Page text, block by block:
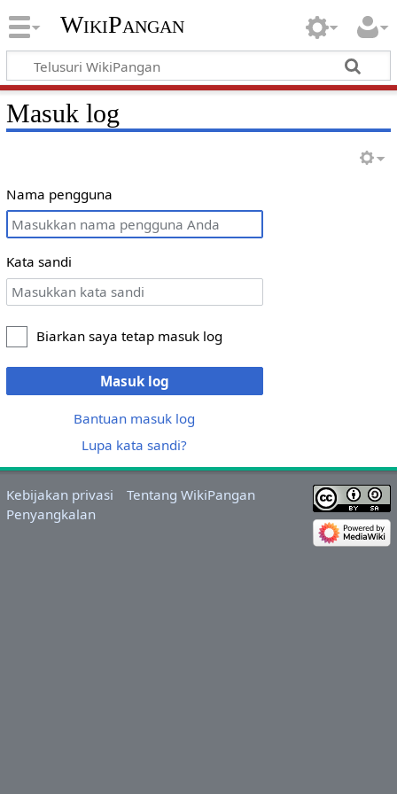
WikiPangan
Masuk log
Nama pengguna
Kata sandi
Biarkan saya tetap masuk log
Masuk log
Bantuan masuk log
Lupa kata sandi?
Kebijakan privasi
Tentang WikiPangan
Penyangkalan